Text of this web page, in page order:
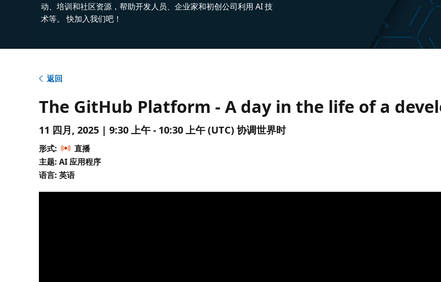
动、培训和社区资源，帮助开发人员、企业家和初创公司利用 AI 技
术等。 快加入我们吧！
返回
The GitHub Platform - A day in the life of a
11 四月, 2025 | 9:30 上午 - 10:30 上午 (UTC) 协调世界时
形式:
直播
主题: AI 应用程序
语言: 英语